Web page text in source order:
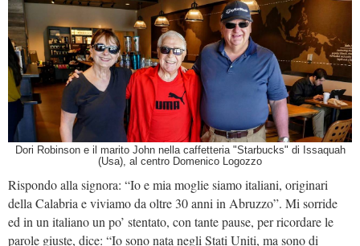
Dori Robinson e il marito John nella caffetteria "Starbucks" di Issaquah
(Usa), al centro Domenico Logozzo
Rispondo alla signora: “Io e mia moglie siamo italiani, originari
della Calabria e viviamo da oltre 30 anni in Abruzzo”. Mi sorride
ed in un italiano un po’ stentato, con tante pause, per ricordare le
parole giuste, dice: “Io sono nata negli Stati Uniti, ma sono di